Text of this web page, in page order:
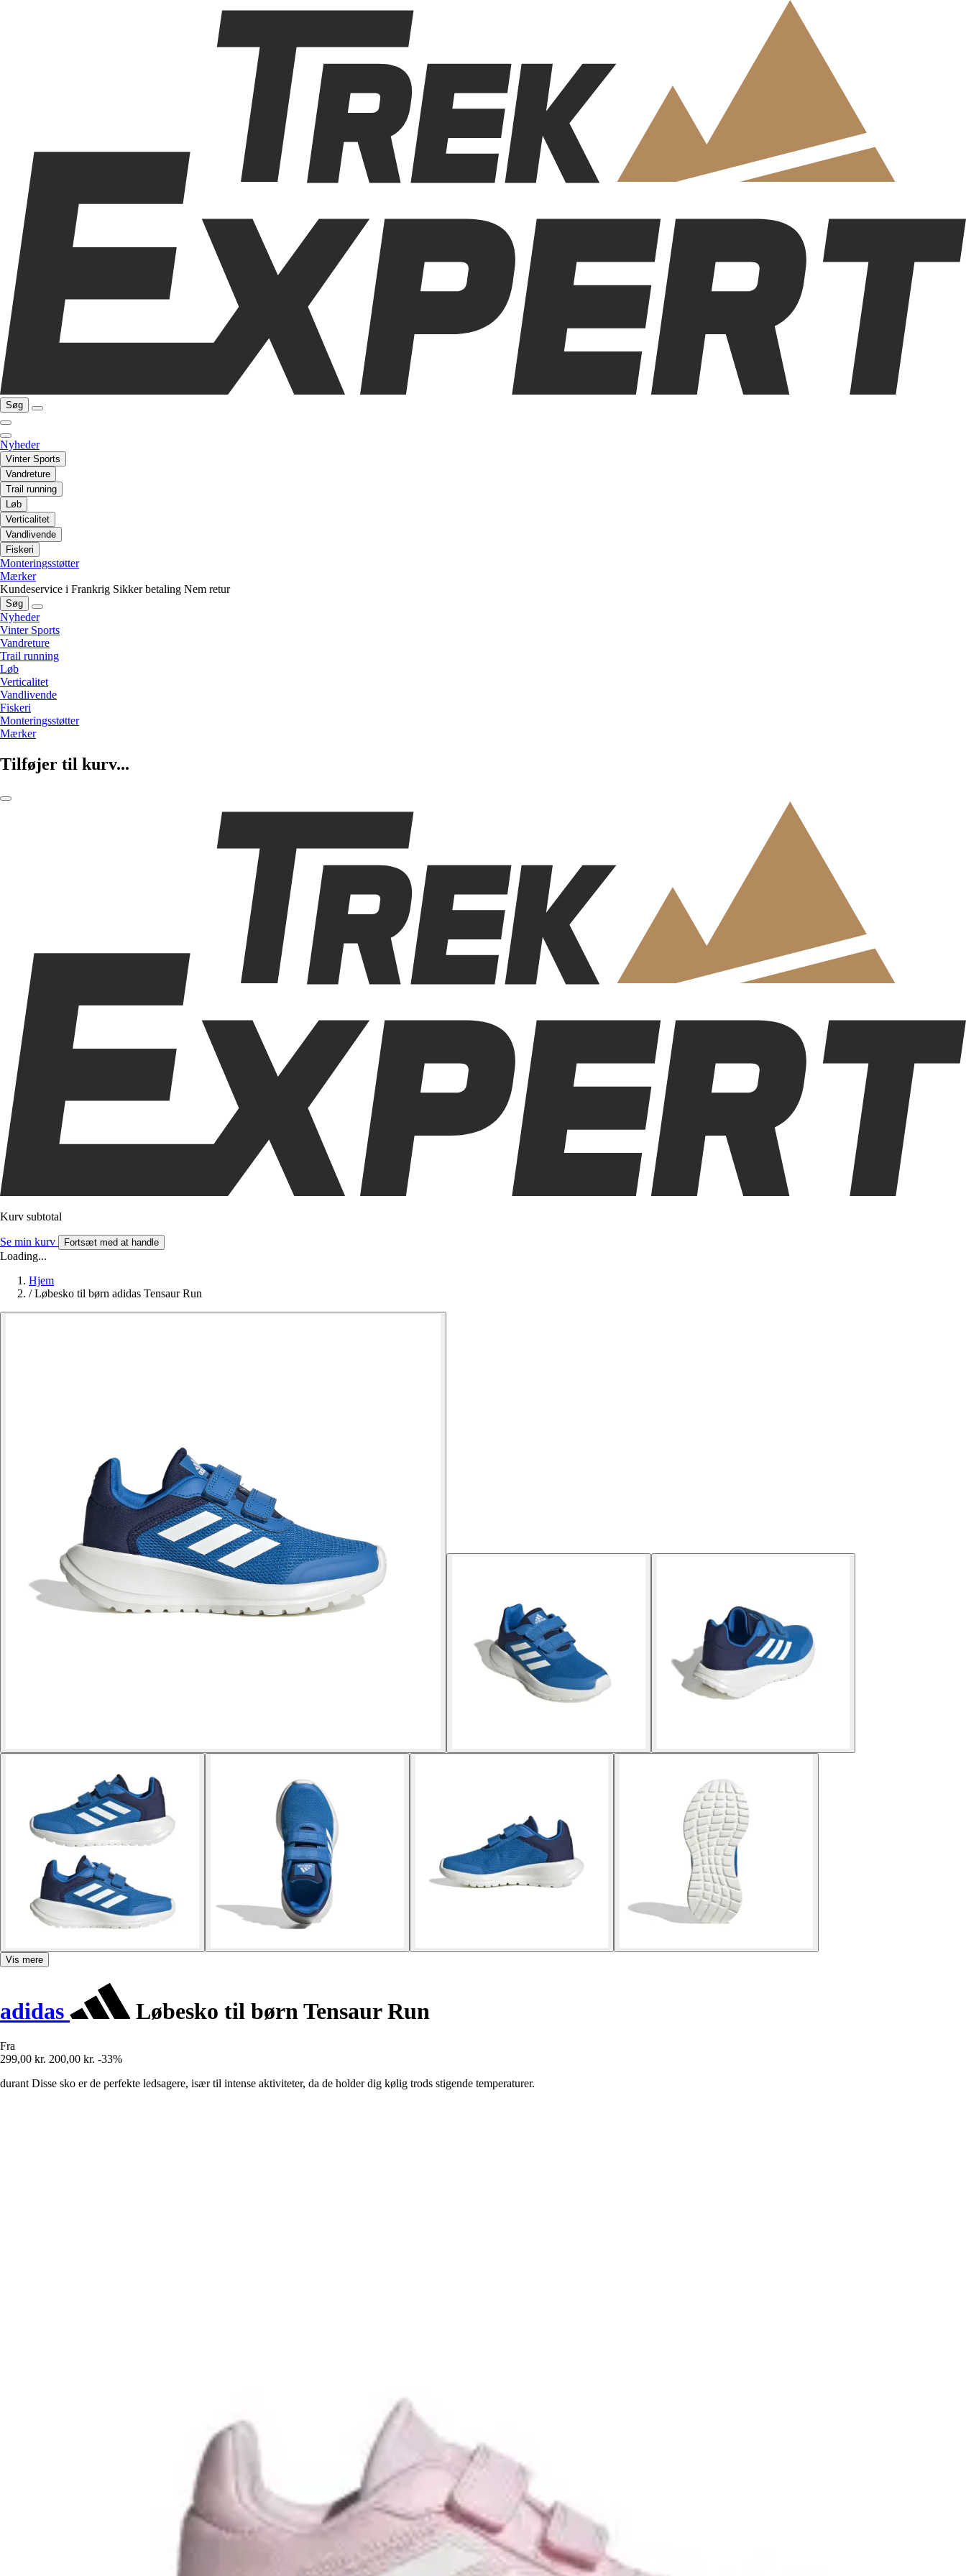
Søg
Nyheder
Vinter Sports
Vandreture
Trail running
Løb
Verticalitet
Vandlivende
Fiskeri
Monteringsstøtter
Mærker
Kundeservice i Frankrig Sikker betaling Nem retur
Søg
Nyheder
Vinter Sports
Vandreture
Trail running
Løb
Verticalitet
Vandlivende
Fiskeri
Monteringsstøtter
Mærker
Tilføjer til kurv...
Kurv subtotal
Se min kurv Fortsæt med at handle
Loading...
Hjem
/ Løbesko til børn adidas Tensaur Run
Vis mere
adidas Løbesko til børn Tensaur Run
Fra
299,00 kr. 200,00 kr. -33%
durant Disse sko er de perfekte ledsagere, især til intense aktiviteter, da de holder dig kølig trods stigende temperaturer.